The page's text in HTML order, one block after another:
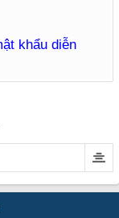
khẩu diễn